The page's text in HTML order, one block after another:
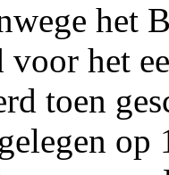
het
voor het
toen